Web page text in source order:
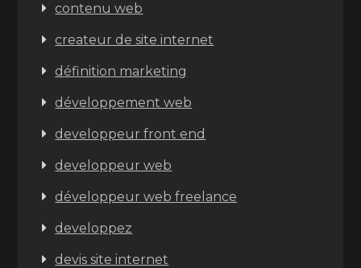
contenu web
createur de site internet
définition marketing
développement web
developpeur front end
developpeur web
développeur web freelance
developpez
devis site internet